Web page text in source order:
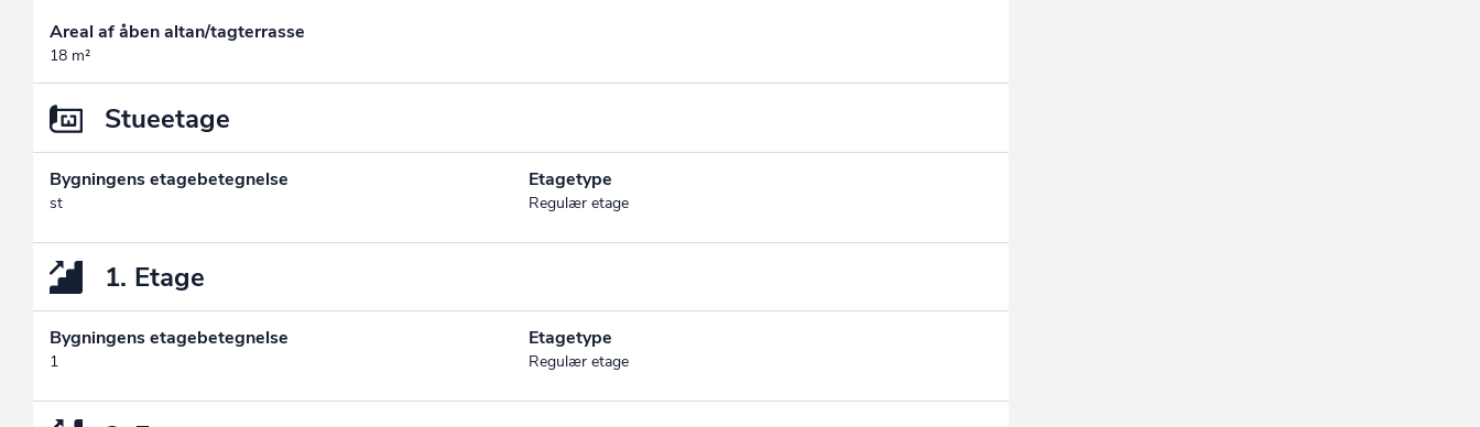
Areal af åben altan/tagterrasse
18 m²
Stueetage
Bygningens etagebetegnelse
st
Etagetype
Regulær etage
1. Etage
Bygningens etagebetegnelse
1
Etagetype
Regulær etage